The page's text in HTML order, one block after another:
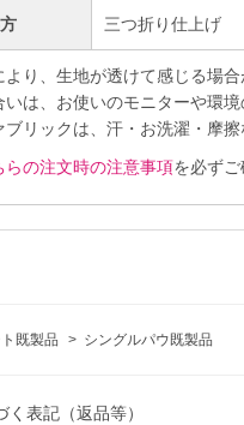
三つ折り仕上げ
り、生地が透けて感じる場
いは、お使いのモニターや環
ブリックは、汗・お洗濯・摩
らの注文時の注意事項を必ずご
既製品 > シングルパウ既製品
表記（返品等）